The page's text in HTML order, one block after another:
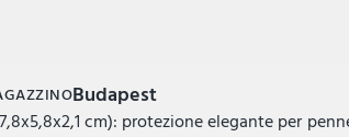
Budapest
cm): protezione elegante per